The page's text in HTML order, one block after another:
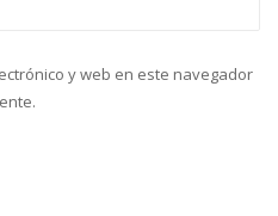
y web en este navegador